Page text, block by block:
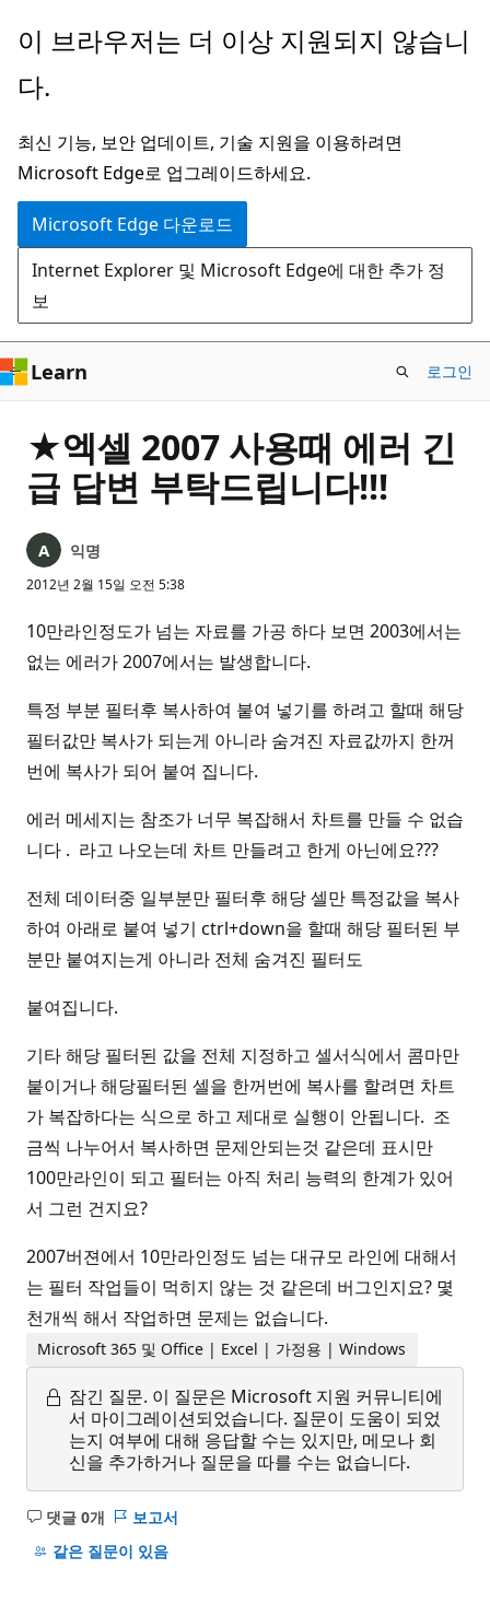
주
콘
츠
로
건
너
뛰
기
이 브라우저는 더 이상 지원되지 않습니
다.
최신 기능, 보안 업데이트, 기술 지원을 이용하려면
Microsoft Edge로 업그레이드하세요.
Microsoft Edge 다운로드
Internet Explorer 및 Microsoft Edge에 대한 추가 정
보
Learn 로그인
★엑셀 2007 사용때 에러 긴
급 답변 부탁드립니다!!!
익명
2012년 2월 15일 오전 5:38
10만라인정도가 넘는 자료를 가공 하다 보면 2003에서는
없는 에러가 2007에서는 발생합니다.
특정 부분 필터후 복사하여 붙여 넣기를 하려고 할때 해당
필터값만 복사가 되는게 아니라 숨겨진 자료값까지 한꺼
번에 복사가 되어 붙여 집니다.
에러 메세지는 참조가 너무 복잡해서 차트를 만들 수 없습
니다 . 라고 나오는데 차트 만들려고 한게 아닌에요???
전체 데이터중 일부분만 필터후 해당 셀만 특정값을 복사
하여 아래로 붙여 넣기 ctrl+down을 할때 해당 필터된 부
분만 붙여지는게 아니라 전체 숨겨진 필터도
붙여집니다.
기타 해당 필터된 값을 전체 지정하고 셀서식에서 콤마만
붙이거나 해당필터된 셀을 한꺼번에 복사를 할려면 차트
가 복잡하다는 식으로 하고 제대로 실행이 안됩니다. 조
금씩 나누어서 복사하면 문제안되는것 같은데 표시만
100만라인이 되고 필터는 아직 처리 능력의 한계가 있어
서 그런 건지요?
2007버젼에서 10만라인정도 넘는 대규모 라인에 대해서
는 필터 작업들이 먹히지 않는 것 같은데 버그인지요? 몇
천개씩 해서 작업하면 문제는 없습니다.
Microsoft 365 및 Office | Excel | 가정용 | Windows
잠긴 질문. 이 질문은 Microsoft 지원 커뮤니티에
서 마이그레이션되었습니다. 질문이 도움이 되었
는지 여부에 대해 응답할 수는 있지만, 메모나 회
신을 추가하거나 질문을 따를 수는 없습니다.
댓글 0개
설
명
보고서
같은 질문이 있음